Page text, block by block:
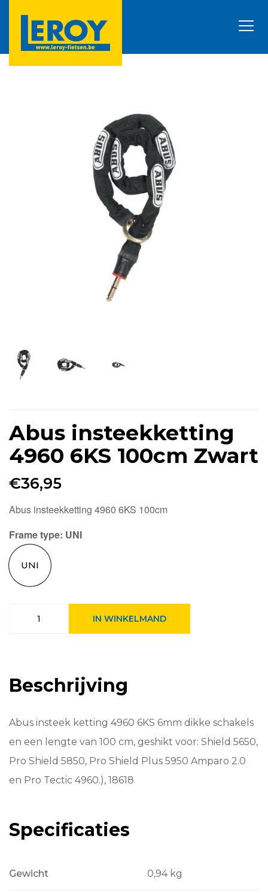
Abus insteekketting
4960 6KS 100cm Zwart
€36,95
Abus insteekketting 4960 6KS 100cm
Frame type: UNI
UNI
insteekketting
aantal
IN WINKELMAND
Beschrijving
Abus insteek ketting 4960 6KS 6mm dikke schakels
en een lengte van 100 cm, geshikt voor: Shield 5650,
Pro Shield 5850, Pro Shield Plus 5950 Amparo 2.0
en Pro Tectic 4960.), 18618
Specificaties
Gewicht 0,94 kg